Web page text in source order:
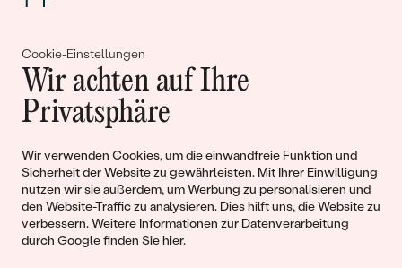
Cookie-Einstellungen
Wir achten auf Ihre
Privatsphäre
Wir verwenden Cookies, um die einwandfreie Funktion und
Sicherheit der Website zu gewährleisten. Mit Ihrer Einwilligung
nutzen wir sie außerdem, um Werbung zu personalisieren und
den Website-Traffic zu analysieren. Dies hilft uns, die Website zu
verbessern. Weitere Informationen zur Datenverarbeitung
durch Google finden Sie hier.
Gemeinsam erschaffen wir
Geschichten von Schönheit und
Liebe
Begleiten Sie uns!